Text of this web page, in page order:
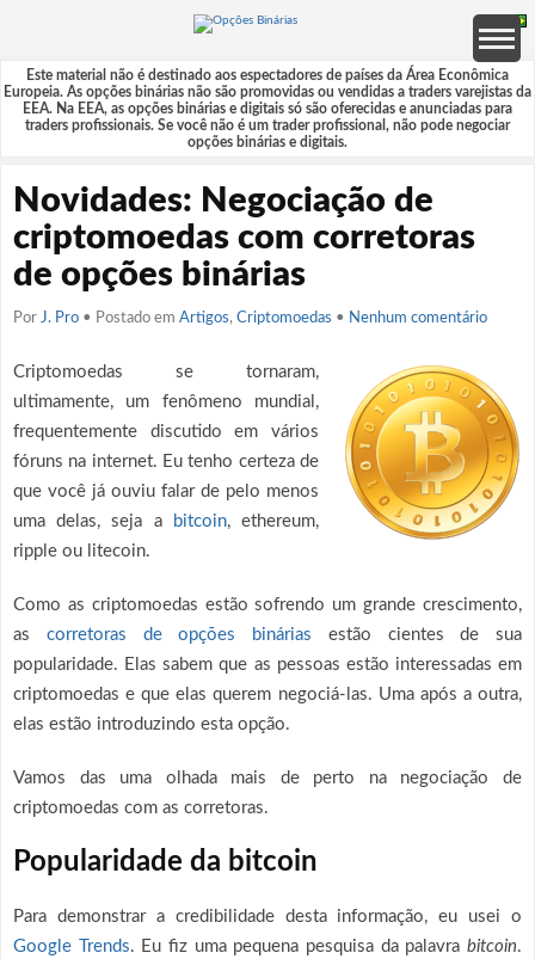
Este material não é destinado aos espectadores de países da Área Econômica
Europeia. As opções binárias não são promovidas ou vendidas a traders varejistas da
EEA. Na EEA, as opções binárias e digitais só são oferecidas e anunciadas para
traders profissionais. Se você não é um trader profissional, não pode negociar
opções binárias e digitais.
Novidades: Negociação de
criptomoedas com corretoras
de opções binárias
Por J. Pro • Postado em Artigos, Criptomoedas • Nenhum comentário
Criptomoedas se tornaram,
ultimamente, um fenômeno mundial,
frequentemente discutido em vários
fóruns na internet. Eu tenho certeza de
que você já ouviu falar de pelo menos
uma delas, seja a
bitcoin, ethereum,
ripple ou litecoin.
Como as criptomoedas estão sofrendo um grande crescimento,
as corretoras de opções binárias estão cientes de sua
popularidade. Elas sabem que as pessoas estão interessadas em
criptomoedas e que elas querem negociá-las. Uma após a outra,
elas estão introduzindo esta opção.
Vamos das uma olhada mais de perto na negociação de
criptomoedas com as corretoras.
Popularidade da bitcoin
Para demonstrar a credibilidade desta informação, eu usei o
Google Trends. Eu fiz uma pequena pesquisa da palavrabitcoin.